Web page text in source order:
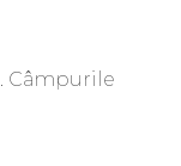
Câmpurile